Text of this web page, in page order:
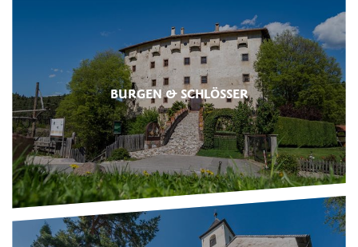
BURGEN & SCHLÖSSER